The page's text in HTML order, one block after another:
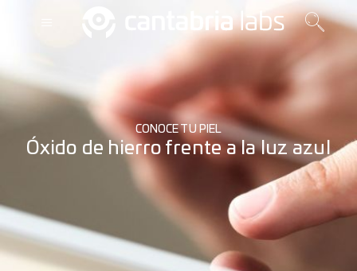
CONOCE TU PIEL
Óxido de hierro frente a la luz azul